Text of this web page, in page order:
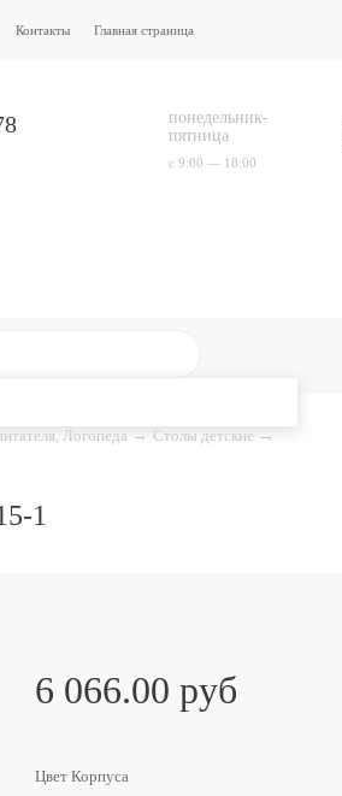
Контакты Главная страница
понедельник-
пятница
с 9:00 — 18:00
Логопеда → Столы детские →
1
6 066.00 руб
Цвет Корпуса